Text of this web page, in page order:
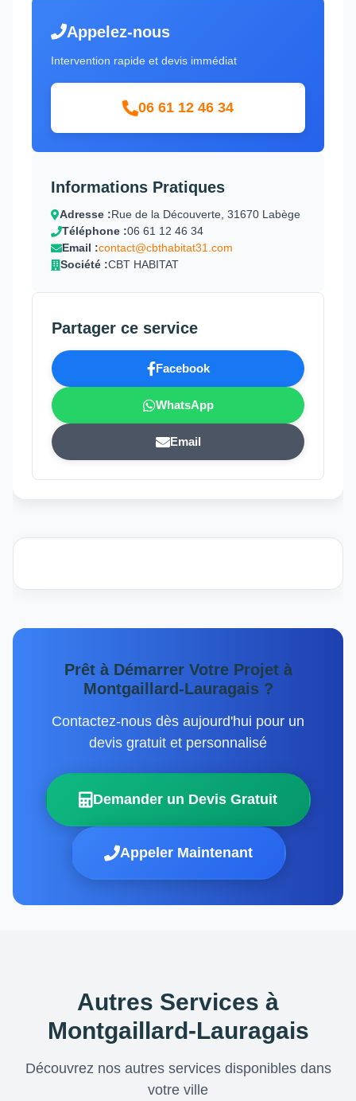
Appelez-nous
Intervention rapide et devis immédiat
06 61 12 46 34
Informations Pratiques
Adresse :Rue de la Découverte, 31670 Labège
Téléphone :06 61 12 46 34
Email :contact@cbthabitat31.com
Société :CBT HABITAT
Partager ce service
Facebook
WhatsApp
Email
Prêt à Démarrer Votre Projet à
Montgaillard-Lauragais ?
Contactez-nous dès aujourd'hui pour un
devis gratuit et personnalisé
Demander un Devis Gratuit
Appeler Maintenant
Autres Services à
Montgaillard-Lauragais
Découvrez nos autres services disponibles dans
votre ville